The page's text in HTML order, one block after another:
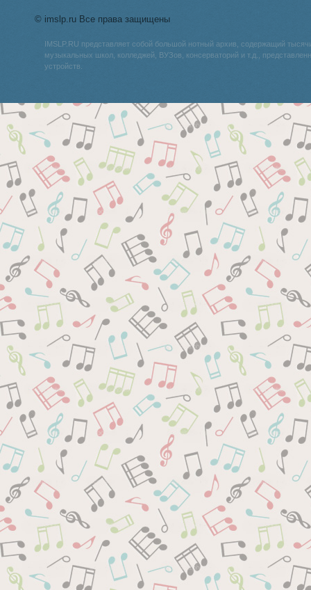
© imslp.ru Все права защищены
IMSLP.RU представляет собой большой нотный архив, содержащий
музыкальных школ, колледжей, ВУЗов, консерваторий и т.д.,
устройств.